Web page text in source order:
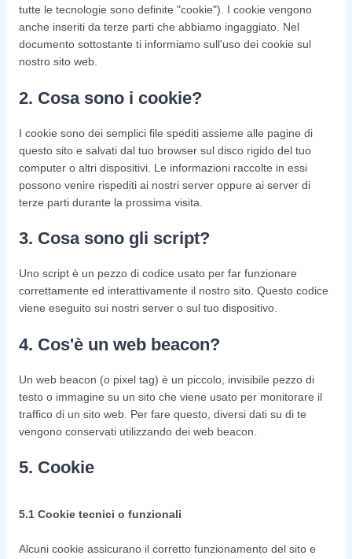
tutte le tecnologie sono definite "cookie"). I cookie vengono
anche inseriti da terze parti che abbiamo ingaggiato. Nel
documento sottostante ti informiamo sull'uso dei cookie sul
nostro sito web.
2. Cosa sono i cookie?
I cookie sono dei semplici file spediti assieme alle pagine di
questo sito e salvati dal tuo browser sul disco rigido del tuo
computer o altri dispositivi. Le informazioni raccolte in essi
possono venire rispediti ai nostri server oppure ai server di
terze parti durante la prossima visita.
3. Cosa sono gli script?
Uno script è un pezzo di codice usato per far funzionare
correttamente ed interattivamente il nostro sito. Questo codice
viene eseguito sui nostri server o sul tuo dispositivo.
4. Cos'è un web beacon?
Un web beacon (o pixel tag) è un piccolo, invisibile pezzo di
testo o immagine su un sito che viene usato per monitorare il
traffico di un sito web. Per fare questo, diversi dati su di te
vengono conservati utilizzando dei web beacon.
5. Cookie
5.1 Cookie tecnici o funzionali
Alcuni cookie assicurano il corretto funzionamento del sito e